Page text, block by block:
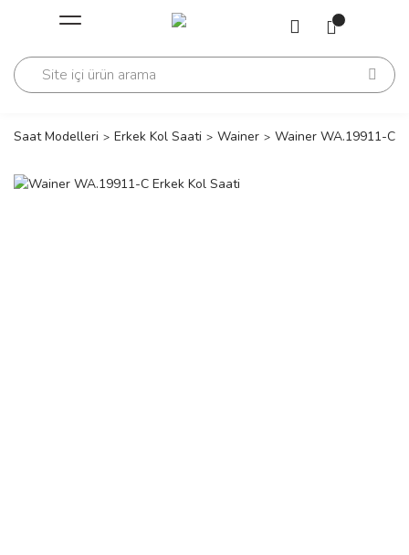
Geri Dön
Geri Dön
Saat Modelleri Erkek Kol Saati Wainer Wainer WA.19911-C